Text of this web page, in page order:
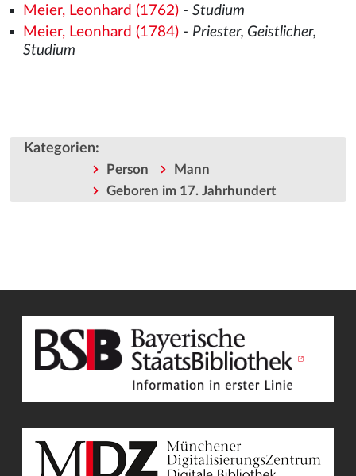
Meier, Leonhard (1762)- Studium
Meier, Leonhard (1784)- Priester, Geistlicher,
Studium
Kategorien:
Person
Mann
Geboren im 17. Jahrhundert